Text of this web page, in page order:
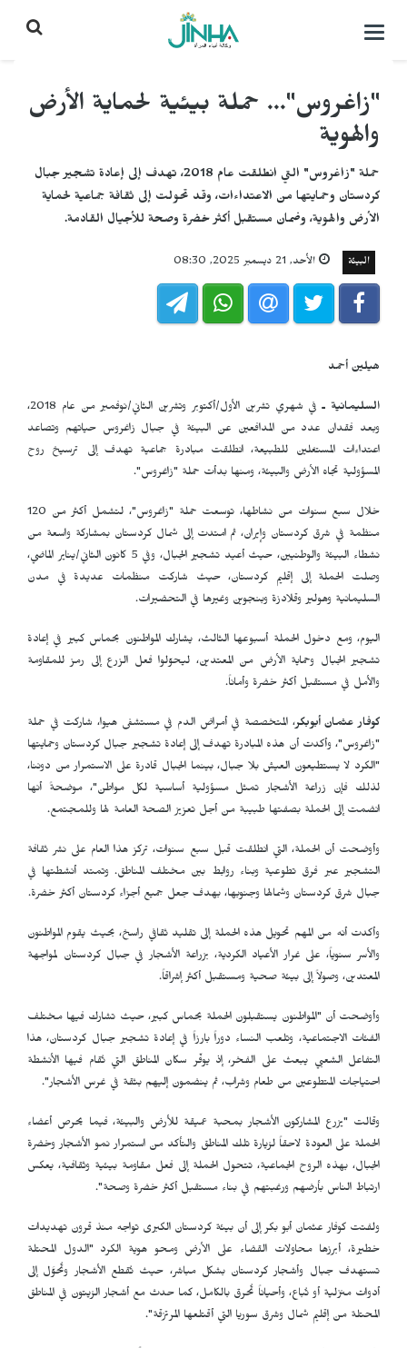
التحكم
"زاغروس"... حملة بيئية لحماية الأرض
والهوية
حملة "زاغروس" التي انطلقت عام 2018، تهدف إلى إعادة تشجير جبال
كردستان وحمايتها من الاعتداءات، وقد تحولت إلى ثقافة جماعية لحماية
الأرض والهوية، وضمان مستقبل أكثر خضرة وصحة للأجيال القادمة.
البيئة الأحد, 21 ديسمبر 2025, 08:30
هيلين أحمد
السليمانية ـ
في شهري تشرين الأول/أكتوبر وتشرين الثاني/نوفمبر من عام 2018،
وبعد فقدان عدد من المدافعين عن البيئة في جبال زاغروس حياتهم وتصاعد
اعتداءات المستغلين للطبيعة، انطلقت مبادرة جماعية تهدف إلى ترسيخ روح
المسؤولية تجاه الأرض والبيئة، ومنها بدأت حملة "زاغروس".
خلال سبع سنوات من نشاطها، توسعت حملة "زاغروس"، لتشمل أكثر من 120
منظمة في شرق كردستان وإيران، ثم امتدت إلى شمال كردستان بمشاركة واسعة من
نشطاء البيئة والوطنيين، حيث أعيد تشجير الجبال، وفي 5 كانون الثاني/يناير الماضي،
وصلت الحملة إلى إقليم كردستان، حيث شاركت منظمات عديدة في مدن
السليمانية وهولير وقلادزة وبنجوين وغيرها في التحضيرات.
اليوم، ومع دخول الحملة أسبوعها الثالث، يشارك المواطنون بحماس كبير في إعادة
تشجير الجبال وحماية الأرض من المعتدين، ليحوّلوا فعل الزرع إلى رمز للمقاومة
والأمل في مستقبل أكثر خضرة وأماناً.
كوفار عثمان أبوبكر، المتخصصة في أمراض الدم في مستشفى هيوا، شاركت في حملة
"زاغروس"، وأكدت أن هذه المبادرة تهدف إلى إعادة تشجير جبال كردستان وحمايتها
"الكرد لا يستطيعون العيش بلا جبال، بينما الجبال قادرة على الاستمرار من دوننا،
لذلك فإن زراعة الأشجار تمثل مسؤولية أساسية لكل مواطن"، موضحةً أنها
انضمت إلى الحملة بصفتها طبيبة من أجل تعزيز الصحة العامة لها وللمجتمع.
وأوضحت أن الحملة، التي انطلقت قبل سبع سنوات، تركز هذا العام على نشر ثقافة
التشجير عبر فرق تطوعية وبناء روابط بين مختلف المناطق. وتمتد أنشطتها في
جبال شرق كردستان وشمالها وجنوبها، بهدف جعل جميع أجزاء كردستان أكثر خضرة.
وأكدت أنه من المهم تحويل هذه الحملة إلى تقليد ثقافي راسخ، بحيث يقوم المواطنون
والأسر سنوياً، على غرار الأعياد الكردية، بزراعة الأشجار في جبال كردستان لمواجهة
المعتدين، وصولاً إلى بيئة صحية ومستقبل أكثر إشراقاً.
وأوضحت أن "المواطنون يستقبلون الحملة بحماس كبير، حيث تشارك فيها مختلف
الفئات الاجتماعية، وتلعب النساء دوراً بارزاً في إعادة تشجير جبال كردستان، هذا
التفاعل الشعبي يبعث على الفخر، إذ يوفّر سكان المناطق التي تُقام فيها الأنشطة
احتياجات المتطوعين من طعام وشراب، ثم ينضمون إليهم بثقة في غرس الأشجار".
وقالت "يزرع المشاركون الأشجار بمحبة عميقة للأرض والبيئة، فيما يحرص أعضاء
الحملة على العودة لاحقاً لزيارة تلك المناطق والتأكد من استمرار نمو الأشجار وخضرة
الجبال، بهذه الروح الجماعية، تتحول الحملة إلى فعل مقاومة بيئية وثقافية، يعكس
ارتباط الناس بأرضهم ورغبتهم في بناء مستقبل أكثر خضرة وصحة".
ولفتت كوفار عثمان أبو بكر إلى أن بيئة كردستان الكبرى تواجه منذ قرون تهديدات
خطيرة، أبرزها محاولات القضاء على الأرض ومحو هوية الكرد "الدول المحتلة
تستهدف جبال وأشجار كردستان بشكل مباشر، حيث تُقطع الأشجار وتُحوَّل إلى
أدوات منزلية أو تُباع، وأحياناً تُحرق بالكامل، كما حدث مع أشجار الزيتون في المناطق
المحتلة من إقليم شمال وشرق سوريا التي أقتلعها المرتزقة".